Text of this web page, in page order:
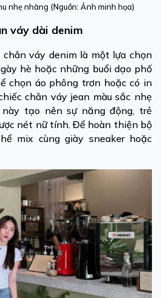
nhẹ nhàng (Nguồn: Ảnh minh họa)
váy dài denim
váy denim là một lựa chọn
hè hoặc những buổi dạo phố
chọn áo phông trơn hoặc có in
chân váy jean màu sắc nhẹ
này tạo nên sự năng động, trẻ
nét nữ tính. Để hoàn thiện bộ
mix cùng giày sneaker hoặc